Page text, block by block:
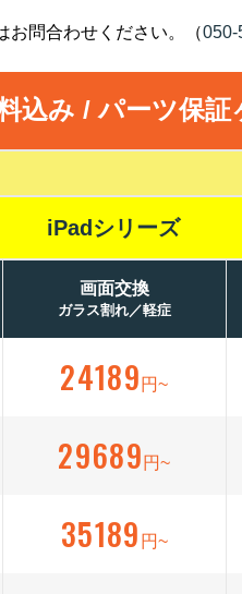
お問合わせください。（050-
込み / パーツ保証
iPadシリーズ
画面交換
ガラス割れ／軽症
24189 円~
29689 円~
35189 円~